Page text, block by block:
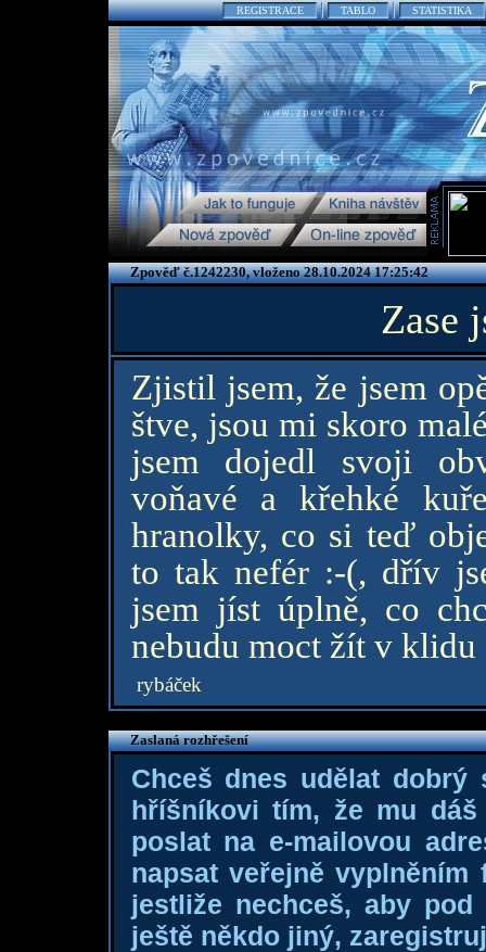
REGISTRACE TABLO STATISTIKA
Zpověď č.1242230, vloženo 28.10.2024 17:25:42
Zase
Zjistil jsem, že jsem
štve, jsou mi skoro
jsem dojedl svoji
voňavé a křehké
hranolky, co si teď
to tak nefér :-(, dřív
jsem jíst úplně, co
nebudu moct žít v klidu
rybáček
Zaslaná rozhřešení
Chceš dnes udělat dobrý
hříšníkovi tím, že mu
poslat na e-mailovou
napsat veřejně
jestliže nechceš, aby
ještě někdo jiný,